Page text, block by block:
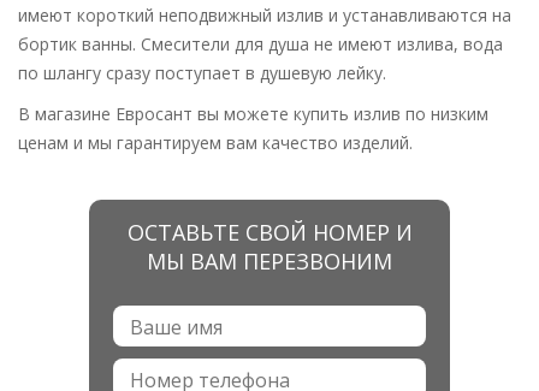
имеют короткий неподвижный излив и устанавливаются на
бортик ванны. Смесители для душа не имеют излива, вода
по шлангу сразу поступает в душевую лейку.
В магазине Евросант вы можете купить излив по низким
ценам и мы гарантируем вам качество изделий.
ОСТАВЬТЕ СВОЙ НОМЕР И
МЫ ВАМ ПЕРЕЗВОНИМ